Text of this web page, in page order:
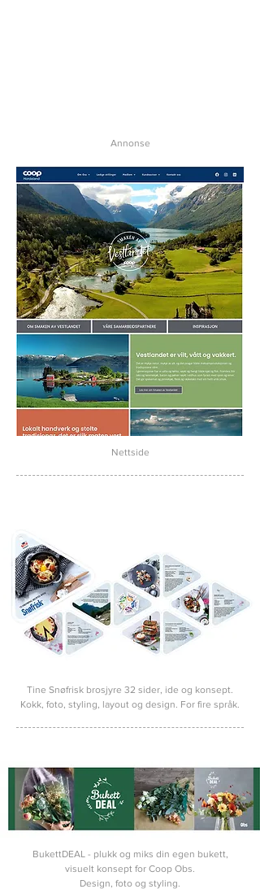
Annonse
Nettside
Tine Snøfrisk brosjyre 32 sider, ide og konsept.
Kokk, foto, styling, layout og design. For fire språk.
BukettDEAL - plukk og miks din egen bukett,
visuelt konsept for Coop Obs.
Design, foto og styling.